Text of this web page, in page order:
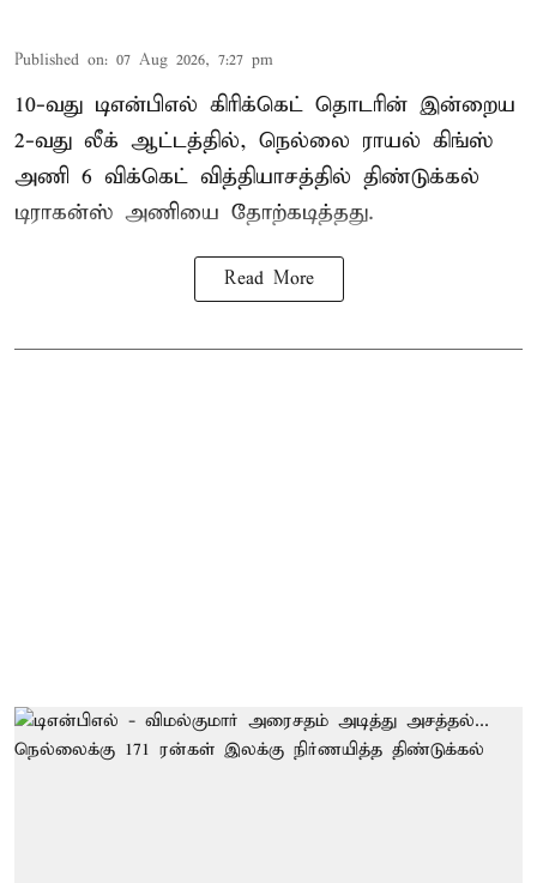
Published on: 07 Aug 2026, 7:27 pm
10-வது டிஎன்பிஎல் கிரிக்கெட் தொடரின் இன்றைய
2-வது லீக் ஆட்டத்தில், நெல்லை ராயல் கிங்ஸ்
அணி 6 விக்கெட் வித்தியாசத்தில் திண்டுக்கல்
டிராகன்ஸ் அணியை தோற்கடித்தது.
Read More